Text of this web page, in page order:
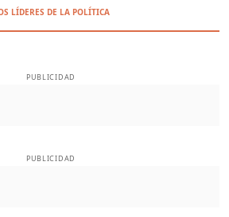
LÍDERES DE LA POLÍTICA
PUBLICIDAD
PUBLICIDAD